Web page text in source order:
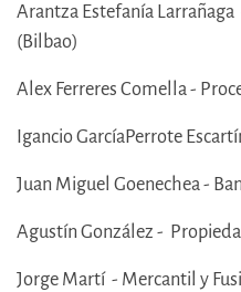
Arantza Estefanía
(Bilbao)
Alex Ferreres Comella -
Igancio GarcíaPerrote
Juan Miguel Goenechea -
Agustín González -
Jorge Martí - Mercantil y